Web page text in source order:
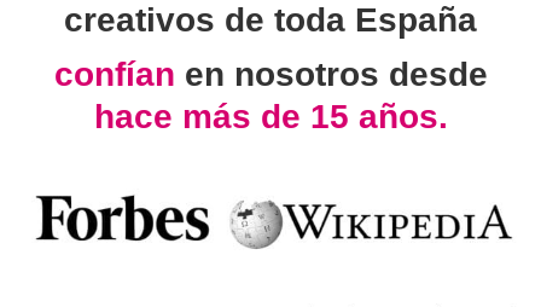
creativos de toda España
confían en nosotros desde
hace más de 15 años.